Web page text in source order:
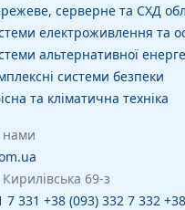
серверне та СХД
електроживлення та
альтернативної
системи безпеки
та кліматична техніка
нами
69-з
7 331 +38 (093) 332 7 332